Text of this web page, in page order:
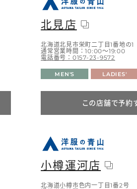
北見店
北海道北見市栄町二丁目1番地の1
通常営業時間：10:00～19:00
電話番号：0157-23-9572
MEN'S LADIES'
この店舗で予約
小樽運河店
北海道小樽市色内一丁目1番2号